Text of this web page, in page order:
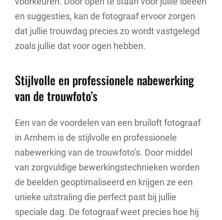
en suggesties, kan de fotograaf ervoor zorgen
dat jullie trouwdag precies zo wordt vastgelegd
zoals jullie dat voor ogen hebben.
Stijlvolle en professionele nabewerking
van de trouwfoto’s
Een van de voordelen van een bruiloft fotograaf
in Arnhem is de stijlvolle en professionele
nabewerking van de trouwfoto’s. Door middel
van zorgvuldige bewerkingstechnieken worden
de beelden geoptimaliseerd en krijgen ze een
unieke uitstraling die perfect past bij jullie
speciale dag. De fotograaf weet precies hoe hij